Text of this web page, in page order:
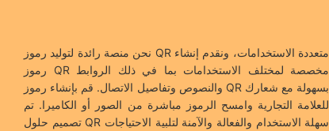
نحن منصة رائدة لتوليد رموز QR متعددة الاستخدامات، ونقدم إنشاء
رموز QR مخصصة لمختلف الاستخدامات بما في ذلك الروابط
والنصوص وتفاصيل الاتصال. قم بإنشاء رموز QR بسهولة مع شعارك
للعلامة التجارية وامسح الرموز مباشرة من الصور أو الكاميرا. تم
تصميم حلول QR سهلة الاستخدام والفعالة والآمنة لتلبية الاحتياجات